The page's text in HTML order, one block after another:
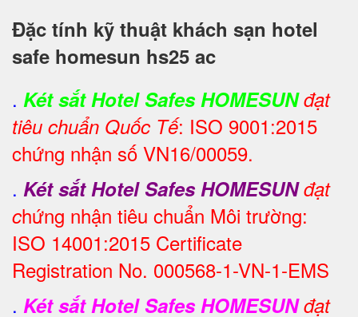
Đặc tính kỹ thuật khách sạn hotel
safe homesun hs25 ac
. Két sắt Hotel Safes HOMESUNđạt
tiêu chuẩn Quốc Tế: ISO 9001:2015
chứng nhận số VN16/00059.
. Két sắt Hotel Safes HOMESUNđạt
chứng nhận tiêu chuẩn Môi trường:
ISO 14001:2015 Certificate
Registration No. 000568-1-VN-1-EMS
. Két sắt Hotel Safes HOMESUNđạt